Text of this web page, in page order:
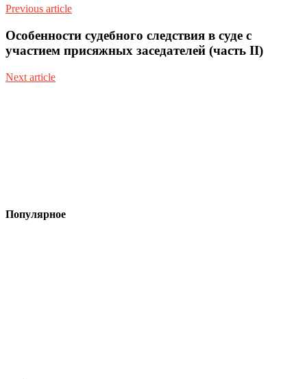
Previous article
Особенности судебного следствия в суде с
участием присяжных заседателей (часть II)
Next article
Популярное